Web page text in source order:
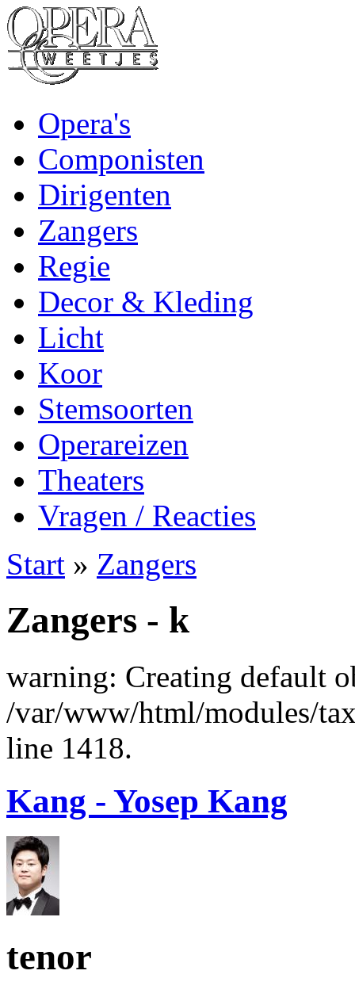
Opera's
Componisten
Dirigenten
Zangers
Regie
Decor & Kleding
Licht
Koor
Stemsoorten
Operareizen
Theaters
Vragen / Reacties
Start » Zangers
Zangers - k
warning: Creating default
/var/www/html/modules/
line 1418.
Kang - Yosep Kang
tenor